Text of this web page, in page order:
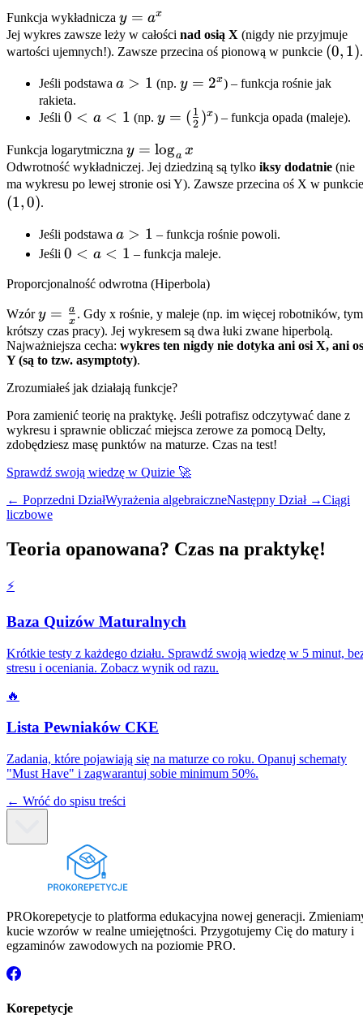
Funkcja wykładnicza y =
a^x
y = ax
Jej wykres zawsze leży w całości nad osią X (nigdy nie przyjmuje
wartości ujemnych!). Zawsze przecina oś pionową w punkcie (0,
(0, 1).
Jeśli podstawa a
1
a > 1 (np. y =
y = 2x) – funkcja rośnie jak
rakieta.
Jeśli 0
a
<
1
0 < a < 1 (np. y =
{2})^x
y = ( 2
1 )x) – funkcja opada (maleje).
Funkcja logarytmiczna y =
\log_a
x
y = loga x
Odwrotność wykładniczej. Jej dziedziną są tylko iksy dodatnie (nie
ma wykresu po lewej stronie osi Y). Zawsze przecina oś X w punkcie
(1,0).
Jeśli podstawa a
>
a > 1 – funkcja rośnie powoli.
Jeśli 0
a
<
1
0 < a < 1 – funkcja maleje.
Proporcjonalność odwrotna (Hiperbola)
Wzóry =
\frac{a}
{x}
y = x
a . Gdy x rośnie, y maleje (np. im więcej robotników, tym
krótszy czas pracy). Jej wykresem są dwa łuki zwane hiperbolą.
Najważniejsza cecha: wykres ten nigdy nie dotyka ani osi X, ani
Y (są to tzw. asymptoty).
Zrozumiałeś jak działają funkcje?
Pora zamienić teorię na praktykę. Jeśli potrafisz odczytywać dane z
wykresu i sprawnie obliczać miejsca zerowe za pomocą Delty,
zdobędziesz masę punktów na maturze. Czas na test!
Sprawdź swoją wiedzę w Quizie 🚀
← Poprzedni DziałWyrażenia algebraiczneNastępny Dział →Ciągi
liczbowe
Teoria opanowana? Czas na praktykę!
⚡️
Baza Quizów Maturalnych
Krótkie testy z każdego działu. Sprawdź swoją wiedzę w 5 minut,
stresu i oceniania. Zobacz wynik od razu.
🔥
Lista Pewniaków CKE
Zadania, które pojawiają się na maturze co roku. Opanuj schematy
"Must Have" i zagwarantuj sobie minimum 50%.
← Wróć do spisu treści
PROkorepetycje to platforma edukacyjna nowej generacji.
kucie wzorów w realne umiejętności. Przygotujemy Cię do matury i
egzaminów zawodowych na poziomie PRO.
Korepetycje